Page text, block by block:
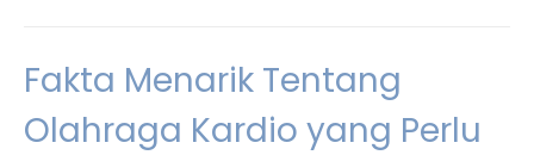
Fakta Menarik Tentang
Olahraga Kardio yang Perlu